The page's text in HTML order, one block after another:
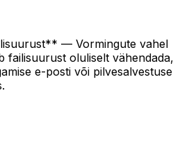
— Vormingute vahel
failisuurust oluliselt vähendada,
e-posti või pilvesalvestuse